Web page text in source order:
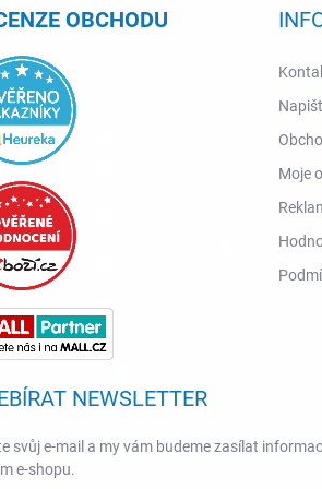
OBCHODU
Moje
NEWSLETTER
svůj e-mail a my vám budeme zasílat
e-shopu.